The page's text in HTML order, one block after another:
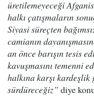
üretilemeyeceği
halkı çatışmaların
Siyasi süreçten
camianın
an önce barışın tesis
kavuşmasını temenni
halkına karşı
sürdüreceğiz” diye